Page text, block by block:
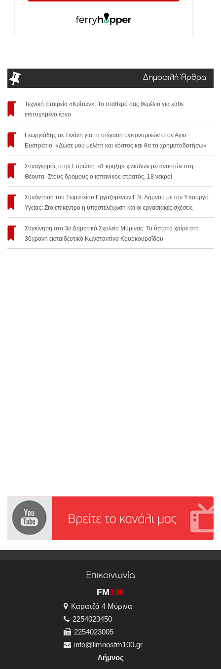
Δημοφιλή Άρθρα
Τεχνική Εταιρεία «Κρίτων»: Το σταθερό σας θεμέλιο για κάθε
επιτυχημένο έργο
Γεωργιάδης σε Σινάνη για τη στέγαση υγειονομικών στον Άγιο
Ευστράτιο: «Δώσε μου μελέτη και κόστος και θα το χρηματοδοτήσω»
Συναγερμός στην Ευρώπη: «Έκρηξη» χιλιάδων μεταναστών στη
Θέουτα -Στους δρόμους ο ισπανικός στρατός, 18 νεκροί
Συνάντηση του Σωματείου Εργαζομένων Γ.Ν. Λήμνου με τον Υπουργό
Υγείας: Στο επίκεντρο η υποστελέχωση και οι εργασιακές σχέσεις
Συγκίνηση στο 3ο Δημοτικό Σχολείο Μύρινας: Το ύστατο χαίρε στη
30χρονη εκπαιδευτικό Κωνσταντίνα Κουρκουραΐδου
Επικοινωνία
FM100
Καρατζά 4 Μύρινα
2254023450
2254023005
info@limnosfm100.gr
Λήμνος